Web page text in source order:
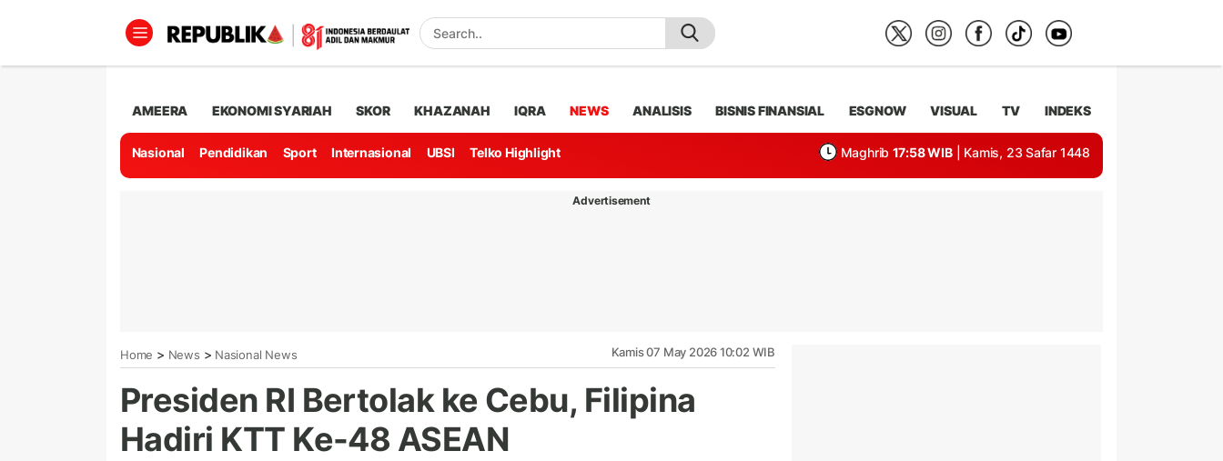
AMEERA EKONOMI SYARIAH SKOR KHAZANAH IQRA NEWS ANALISIS BISNIS FINANSIAL ESGNOW VISUAL TV INDEKS
Nasional Pendidikan Sport Internasional UBSI Telko Highlight Maghrib 17:58 WIB | Kamis, 23 Safar 1448
Advertisement
Home > News > Nasional News Kamis 07 May 2026 10:02 WIB
Presiden RI Bertolak ke Cebu, Filipina
Hadiri KTT Ke-48 ASEAN